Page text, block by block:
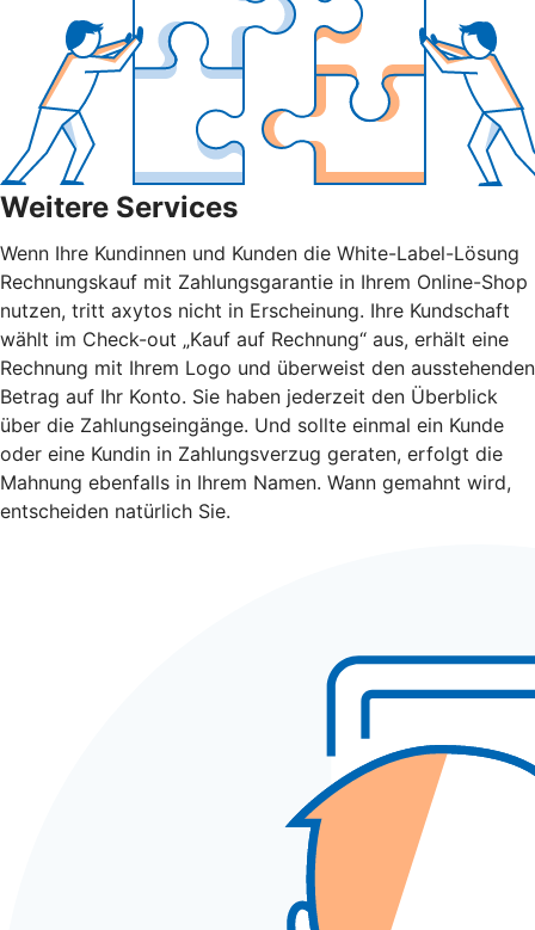
Weitere Services
Wenn Ihre Kundinnen und Kunden die White-Label-Lösung
Rechnungskauf mit Zahlungsgarantie in Ihrem Online-Shop
nutzen, tritt axytos nicht in Erscheinung. Ihre Kundschaft
wählt im Check-out „Kauf auf Rechnung“ aus, erhält eine
Rechnung mit Ihrem Logo und überweist den ausstehenden
Betrag auf Ihr Konto. Sie haben jederzeit den Überblick
über die Zahlungseingänge. Und sollte einmal ein Kunde
oder eine Kundin in Zahlungsverzug geraten, erfolgt die
Mahnung ebenfalls in Ihrem Namen. Wann gemahnt wird,
entscheiden natürlich Sie.